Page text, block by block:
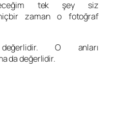
tek şey siz
zaman o fotoğraf
O anları
da değerlidir.